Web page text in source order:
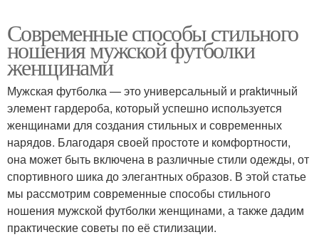
Современные способы стильного
ношения мужской футболки
женщинами
Мужская футболка — это универсальный и praktичный
элемент гардероба, который успешно используется
женщинами для создания стильных и современных
нарядов. Благодаря своей простоте и комфортности,
она может быть включена в различные стили одежды, от
спортивного шика до элегантных образов. В этой статье
мы рассмотрим современные способы стильного
ношения мужской футболки женщинами, а также дадим
практические советы по её стилизации.